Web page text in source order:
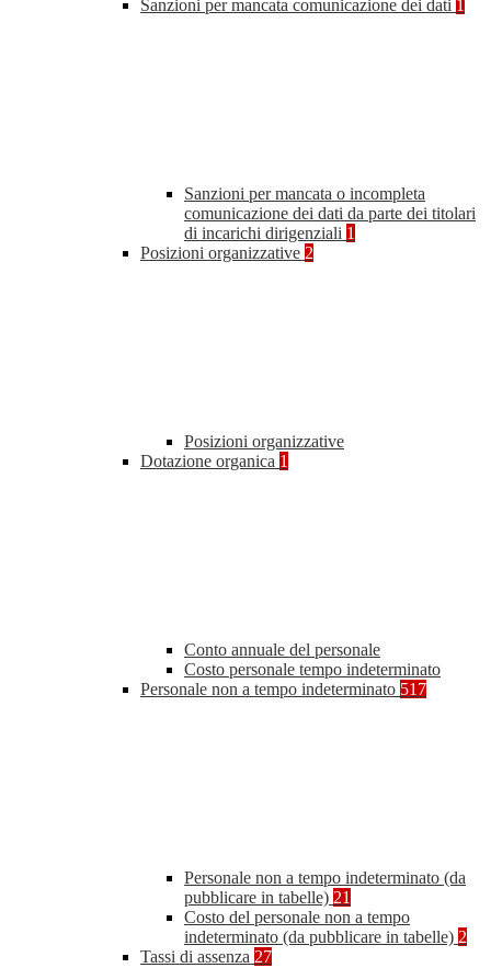
Sanzioni per mancata comunicazione dei dati 1
Sanzioni per mancata o incompleta
comunicazione dei dati da parte dei titolari
di incarichi dirigenziali 1
Posizioni organizzative 2
Posizioni organizzative
Dotazione organica 1
Conto annuale del personale
Costo personale tempo indeterminato
Personale non a tempo indeterminato 517
Personale non a tempo indeterminato (da
pubblicare in tabelle) 21
Costo del personale non a tempo
indeterminato (da pubblicare in tabelle) 2
Tassi di assenza 27